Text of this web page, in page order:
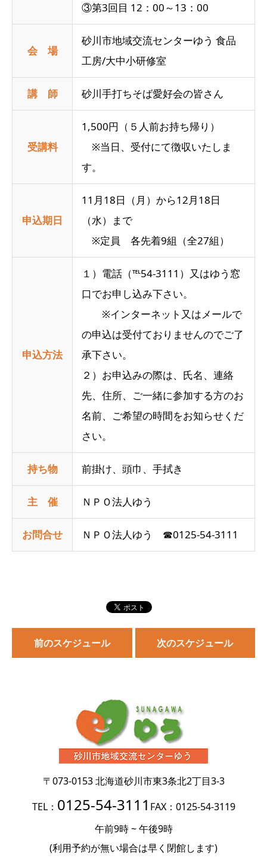
③第3回目 12：00～13：00
会 場
砂川市地域交流センターゆう 食品
工房/大中小研修室
講 師 砂川手打ちそば愛好会の皆さん
受講料
1,500円（５人前お持ち帰り）
※当日、受付にて徴収いたしま
す。
申込期日
11月18日（月）から12月18日
（水）まで
※定員 各先着9組（全27組）
申込方法
１）電話（℡54-3111）又はゆう窓
口でお申し込み下さい。
※インターネット又はメールで
の申込は受付ておりませんのでご了
承下さい。
２）お申込みの際は、氏名、連絡
先、住所、ご一緒に参加する方のお
名前、ご希望の時間をお知らせくだ
さい。
持ち物 前掛け、頭巾、手拭き
主 催 ＮＰＯ法人ゆう
お問合せ ＮＰＯ法人ゆう ☎0125-54-3111
前のスケジュール 次のスケジュール
〒073-0153北海道砂川市東3条北2丁目3-3
TEL： 0125-54-3111 FAX：0125-54-3119
午前9時 ~ 午後9時
(利用予約が無い場合は早く閉館します)